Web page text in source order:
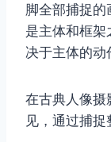
脚全部捕捉的
是主体和框架
决于主体的动
在古典人像摄
见，通过捕捉